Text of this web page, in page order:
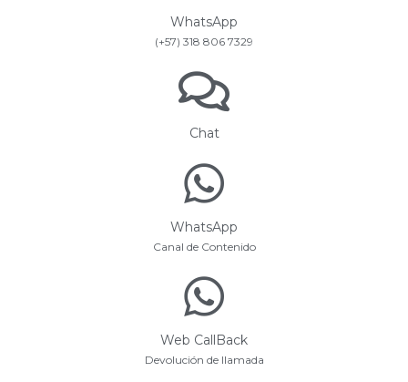
WhatsApp
(+57) 318 806 7329
Chat
WhatsApp
Canal de Contenido
Web CallBack
Devolución de llamada